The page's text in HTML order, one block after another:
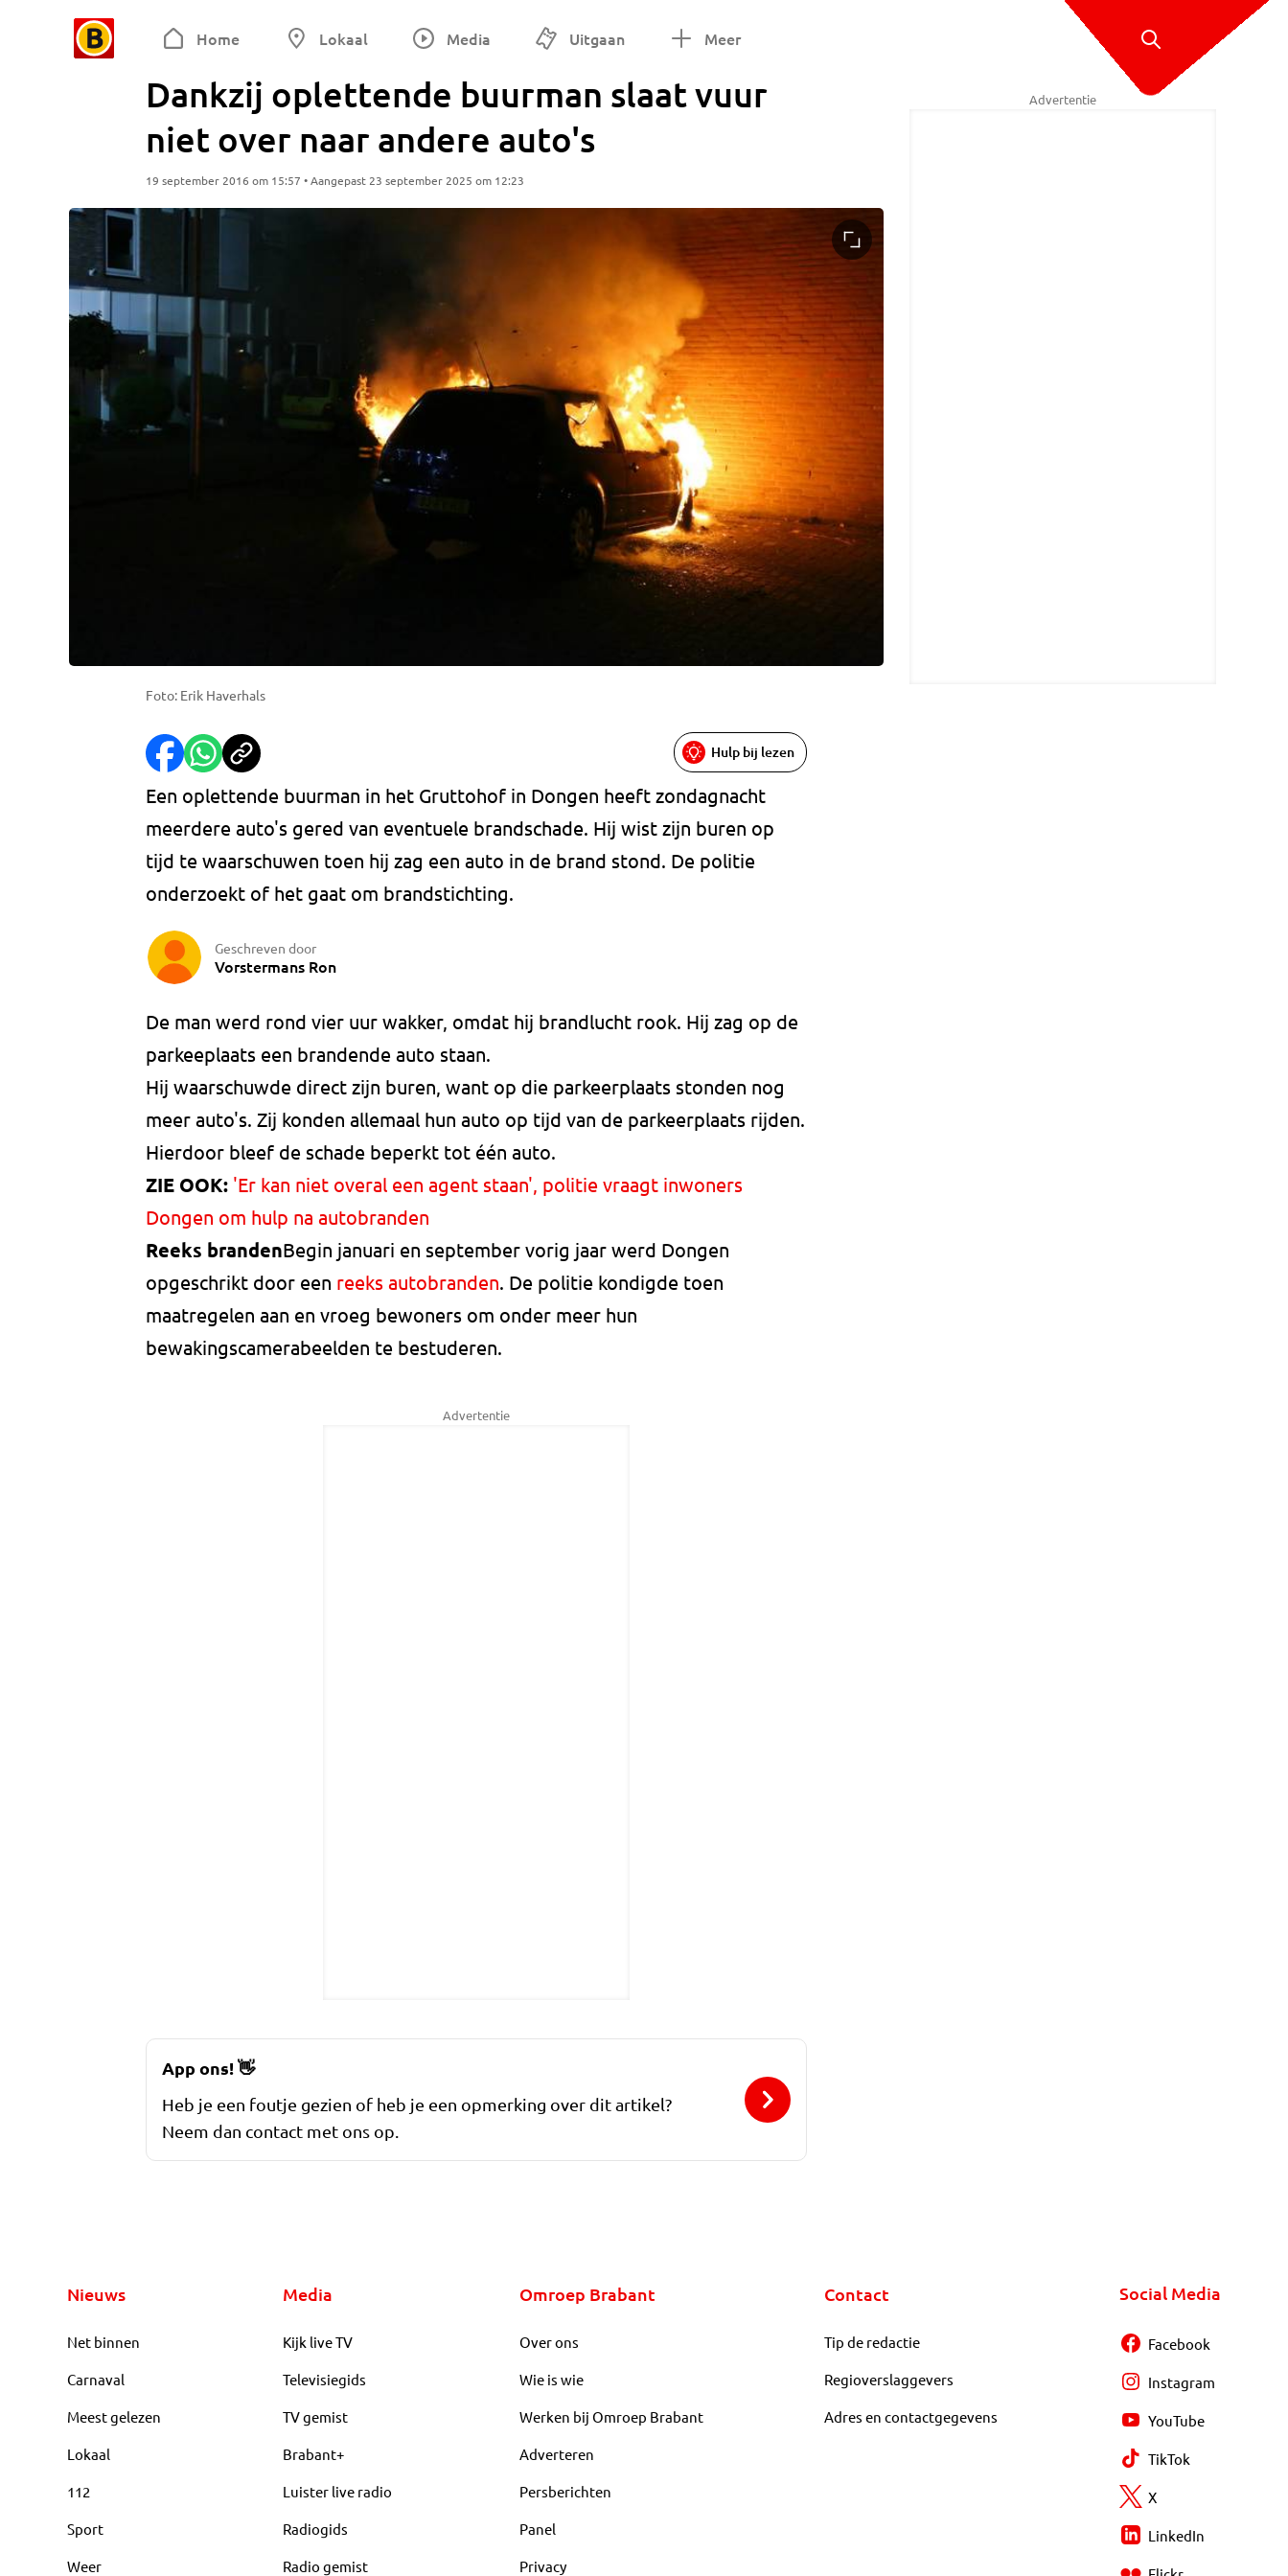
Home Lokaal Media Uitgaan Meer
Dankzij oplettende buurman slaat vuur
niet over naar andere auto's
19 september 2016 om 15:57 • Aangepast 23 september 2025 om 12:23
Foto: Erik Haverhals
Hulp bij lezen
Een oplettende buurman in het Gruttohof in Dongen heeft zondagnacht
meerdere auto's gered van eventuele brandschade. Hij wist zijn buren op
tijd te waarschuwen toen hij zag een auto in de brand stond. De politie
onderzoekt of het gaat om brandstichting.
Geschreven door
Vorstermans Ron
De man werd rond vier uur wakker, omdat hij brandlucht rook. Hij zag op de
parkeeplaats een brandende auto staan.
Hij waarschuwde direct zijn buren, want op die parkeerplaats stonden nog
meer auto's. Zij konden allemaal hun auto op tijd van de parkeerplaats rijden.
Hierdoor bleef de schade beperkt tot één auto.
ZIE OOK: 'Er kan niet overal een agent staan', politie vraagt inwoners
Dongen om hulp na autobranden
Reeks brandenBegin januari en september vorig jaar werd Dongen
opgeschrikt door een reeks autobranden. De politie kondigde toen
maatregelen aan en vroeg bewoners om onder meer hun
bewakingscamerabeelden te bestuderen.
Advertentie
Advertentie
App ons!👋
Heb je een foutje gezien of heb je een opmerking over dit artikel?
Neem dan contact met ons op.
Nieuws
Net binnen
Carnaval
Meest gelezen
Lokaal
112
Sport
Weer
Media
Kijk live TV
Televisiegids
TV gemist
Brabant+
Luister live radio
Radiogids
Radio gemist
Omroep Brabant
Over ons
Wie is wie
Werken bij Omroep Brabant
Adverteren
Persberichten
Panel
Privacy
Contact
Tip de redactie
Regioverslaggevers
Adres en contactgegevens
Social Media
Facebook
Instagram
YouTube
TikTok
X
LinkedIn